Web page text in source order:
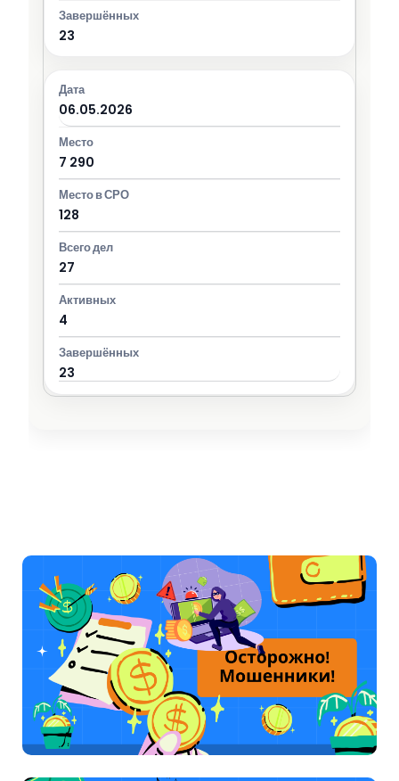
23
06.05.2026
7 290
128
27
4
23